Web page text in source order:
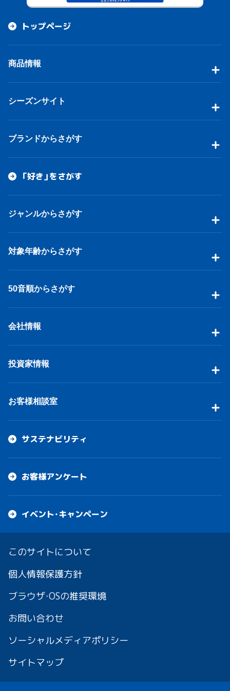
トップページ
商品情報
シーズンサイト
ブランドからさがす
「好き」をさがす
ジャンルからさがす
対象年齢からさがす
50音順からさがす
会社情報
投資家情報
お客様相談室
サステナビリティ
お客様アンケート
イベント・キャンペーン
このサイトについて
個人情報保護方針
ブラウザ・OSの推奨環境
お問い合わせ
ソーシャルメディアポリシー
サイトマップ